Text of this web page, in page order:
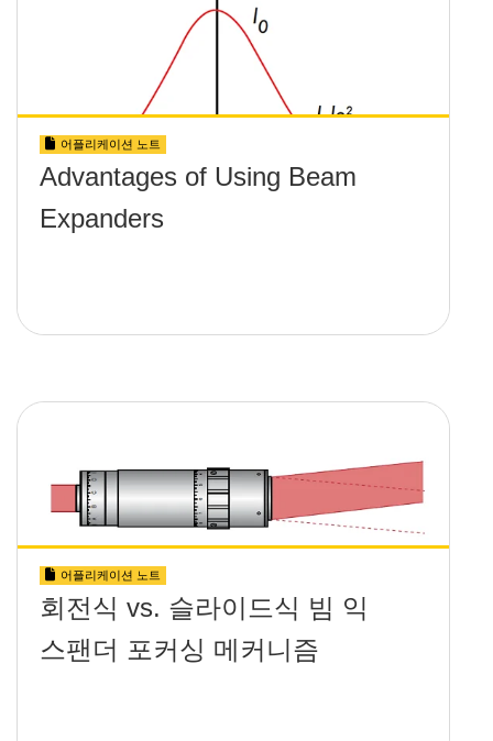
어플리케이션 노트
Advantages of Using Beam
Expanders
어플리케이션 노트
회전식 vs. 슬라이드식 빔 익
스팬더 포커싱 메커니즘